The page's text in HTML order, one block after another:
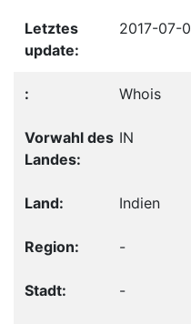
2017-07-
Whois
IN
Indien
-
-